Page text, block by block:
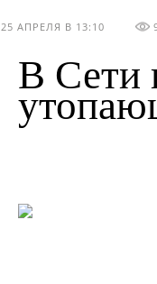
25 АПРЕЛЯ В 13:10
В Сети